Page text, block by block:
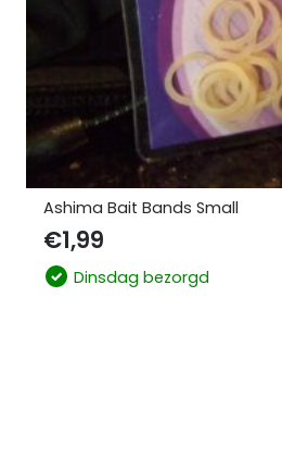
Ashima Bait Bands Small
€1,99
Dinsdag bezorgd